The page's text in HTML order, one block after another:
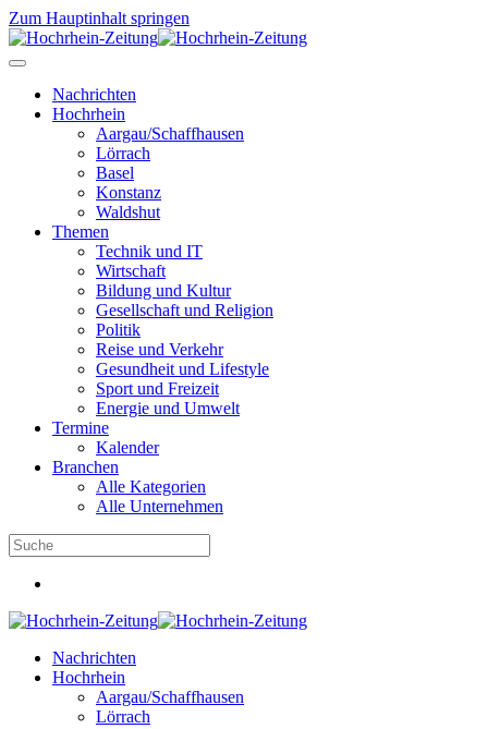
Zum Hauptinhalt springen
Nachrichten
Hochrhein
Aargau/Schaffhausen
Lörrach
Basel
Konstanz
Waldshut
Themen
Technik und IT
Wirtschaft
Bildung und Kultur
Gesellschaft und Religion
Politik
Reise und Verkehr
Gesundheit und Lifestyle
Sport und Freizeit
Energie und Umwelt
Termine
Kalender
Branchen
Alle Kategorien
Alle Unternehmen
Nachrichten
Hochrhein
Aargau/Schaffhausen
Lörrach